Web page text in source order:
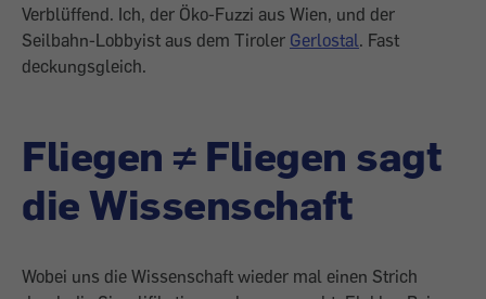
Verblüffend. Ich, der Öko-Fuzzi aus Wien, und der
Seilbahn-Lobbyist aus dem Tiroler Gerlostal. Fast
deckungsgleich.
Fliegen ≠ Fliegen sagt
die Wissenschaft
Wobei uns die Wissenschaft wieder mal einen Strich